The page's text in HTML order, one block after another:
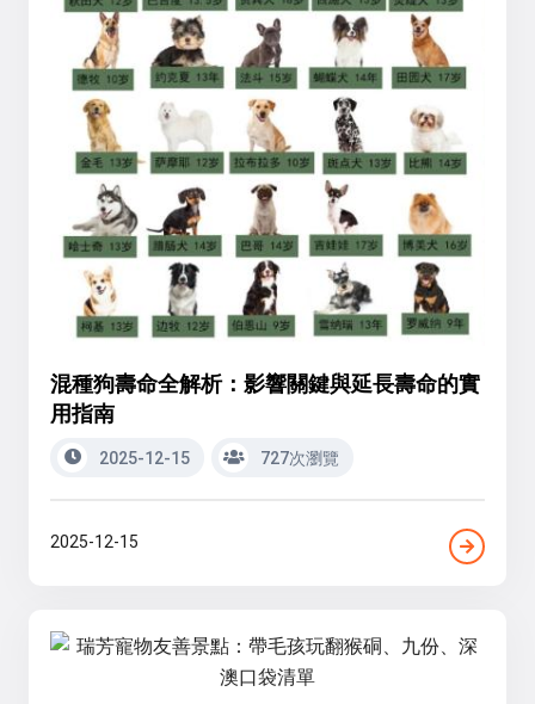
混種狗壽命全解析：影響關鍵與延長壽命的實
用指南
2025-12-15 727次瀏覽
2025-12-15